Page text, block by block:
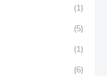
(1)
(5)
(1)
(6)